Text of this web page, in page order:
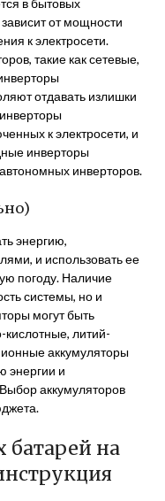
в бытовых
от мощности
к электросети.
такие как сетевые,
отдавать излишки
к электросети, и
инверторы
инверторов.
энергию,
и использовать ее
погоду. Наличие
системы, но и
могут быть
кислотные, литий-
аккумуляторы
энергии и
аккумуляторов
батарей на